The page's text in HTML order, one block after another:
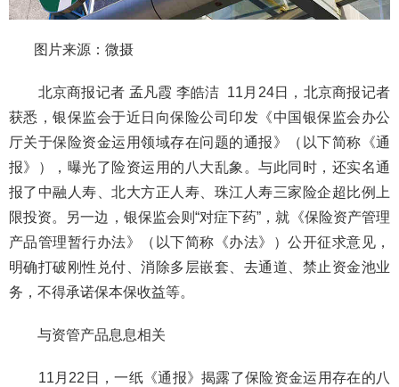
图片来源：微摄
北京商报记者 孟凡霞 李皓洁 11月24日，北京商报记者
获悉，银保监会于近日向保险公司印发《中国银保监会办公
厅关于保险资金运用领域存在问题的通报》（以下简称《通
报》），曝光了险资运用的八大乱象。与此同时，还实名通
报了中融人寿、北大方正人寿、珠江人寿三家险企超比例上
限投资。另一边，银保监会则“对症下药”，就《保险资产管理
产品管理暂行办法》（以下简称《办法》）公开征求意见，
明确打破刚性兑付、消除多层嵌套、去通道、禁止资金池业
务，不得承诺保本保收益等。
与资管产品息息相关
11月22日，一纸《通报》揭露了保险资金运用存在的八